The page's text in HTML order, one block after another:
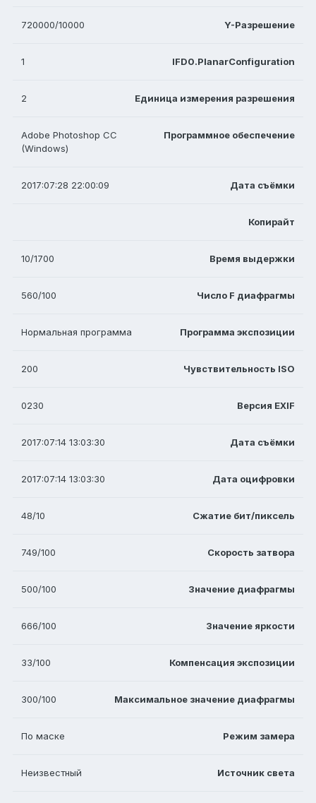
Y-Разрешение
720000/10000
IFD0.PlanarConfiguration
1
Единица измерения разрешения
2
Программное обеспечение
Adobe Photoshop CC
(Windows)
Дата съёмки
2017:07:28 22:00:09
Копирайт
Время выдержки
10/1700
Число F диафрагмы
560/100
Программа экспозиции
Нормальная программа
Чувствительность ISO
200
Версия EXIF
0230
Дата съёмки
2017:07:14 13:03:30
Дата оцифровки
2017:07:14 13:03:30
Сжатие бит/пиксель
48/10
Скорость затвора
749/100
Значение диафрагмы
500/100
Значение яркости
666/100
Компенсация экспозиции
33/100
Максимальное значение диафрагмы
300/100
Режим замера
По маске
Источник света
Неизвестный